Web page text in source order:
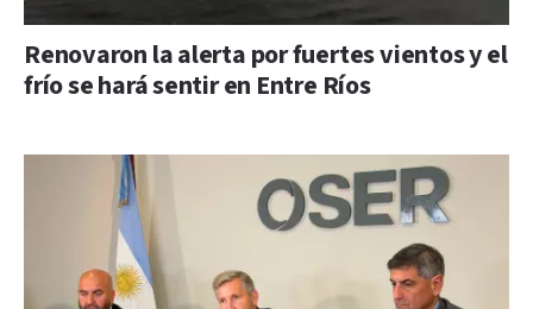
Renovaron la alerta por fuertes vientos y el
frío se hará sentir en Entre Ríos